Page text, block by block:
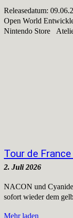
Releasedatum:
Open World
Tour de
2. Juli 2026
NACON und Cyanide
sofort wieder dem
Mehr laden